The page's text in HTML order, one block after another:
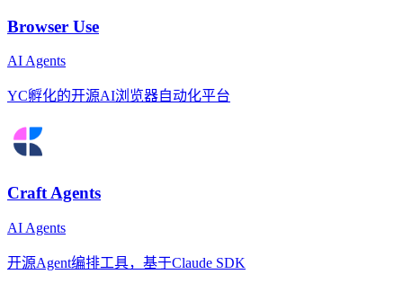
Browser Use
AI Agents
YC孵化的开源AI浏览器自动化平台
Craft Agents
AI Agents
开源Agent编排工具，基于Claude SDK